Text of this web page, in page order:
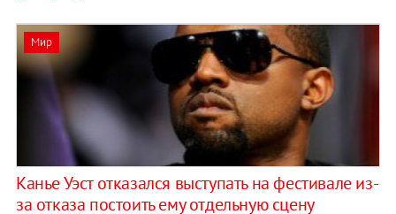
Мир
Канье Уэст отказался выступать на фестивале из-
за отказа постоить ему отдельную сцену